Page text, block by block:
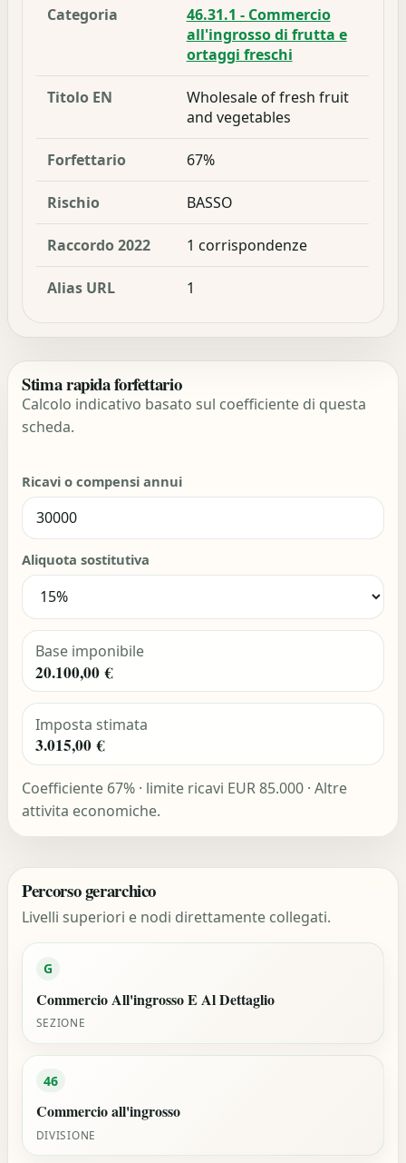
Categoria
46.31.1 - Commercio
all'ingrosso di frutta e
ortaggi freschi
Titolo EN
Wholesale of fresh fruit
and vegetables
Forfettario 67%
Rischio BASSO
Raccordo 2022 1 corrispondenze
Alias URL 1
Stima rapida forfettario
Calcolo indicativo basato sul coefficiente di questa
scheda.
Ricavi o compensi annui
Aliquota sostitutiva
Base imponibile
20.100,00 €
Imposta stimata
3.015,00 €
Coefficiente 67% · limite ricavi EUR 85.000 · Altre
attivita economiche.
Percorso gerarchico
Livelli superiori e nodi direttamente collegati.
G
Commercio All'ingrosso E Al Dettaglio
SEZIONE
46
Commercio all'ingrosso
DIVISIONE